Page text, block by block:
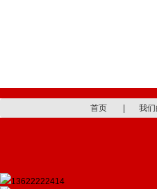
首页 我们
13622222414